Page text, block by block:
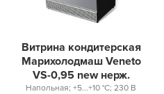
Витрина кондитерская
Марихолодмаш Veneto
VS-0,95 new нерж.
Напольная; +5...+10 °С; 230 В